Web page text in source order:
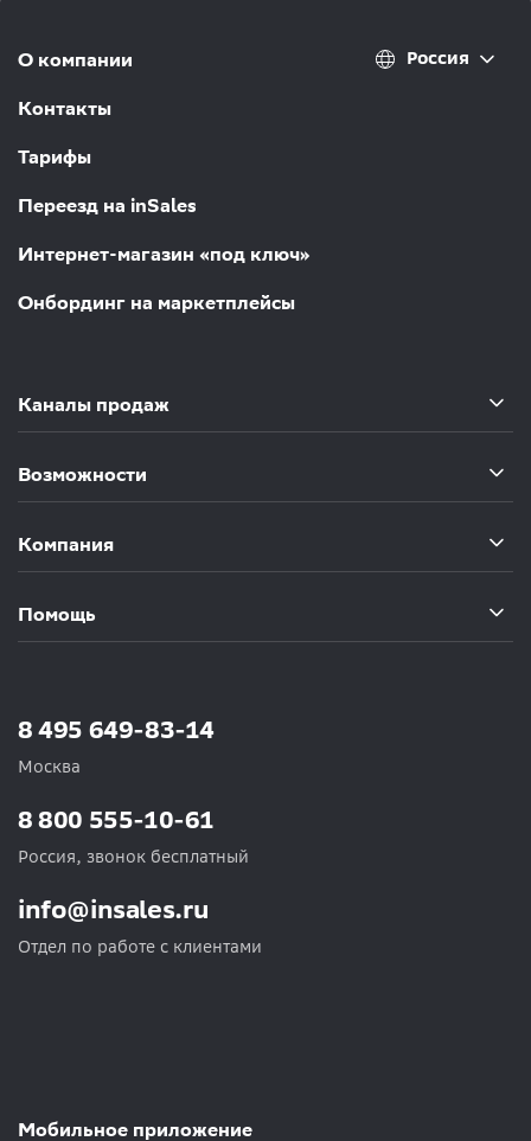
О компании
Контакты
Тарифы
Переезд на inSales
Интернет-магазин «под ключ»
Онбординг на маркетплейсы
Россия
Каналы продаж
Возможности
Компания
Помощь
8 495 649-83-14
Москва
info@insales.ru
Отдел по работе с клиентами
8 800 555-10-61
Россия, звонок бесплатный
Мобильное приложение